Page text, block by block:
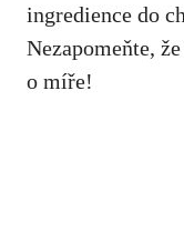
ingredience do⁣
Nezapomeňte,
o⁣ míře!